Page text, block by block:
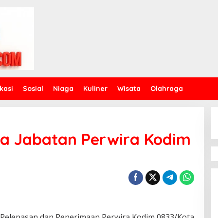
Sosial Niaga Kuliner Wisata Olahraga
Jabatan Perwira Kodim